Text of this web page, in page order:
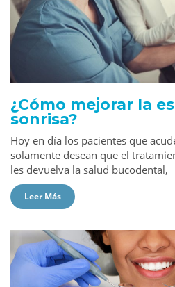
¿Cómo mejorar la
sonrisa?
Hoy en día los pacientes que
solamente desean que el
les devuelva la salud bucodental,
Leer Más